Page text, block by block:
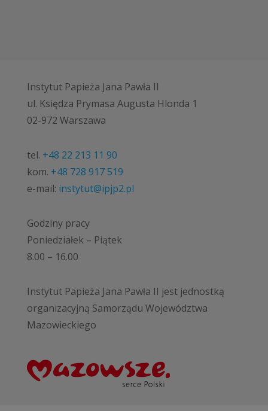
Instytut Papieża Jana Pawła II
ul. Księdza Prymasa Augusta Hlonda 1
02-972 Warszawa
tel. +48 22 213 11 90
kom. +48 728 917 519
e-mail: instytut@ipjp2.pl
Godziny pracy
Poniedziałek – Piątek
8.00 – 16.00
Instytut Papieża Jana Pawła II jest jednostką
organizacyjną Samorządu Województwa
Mazowieckiego